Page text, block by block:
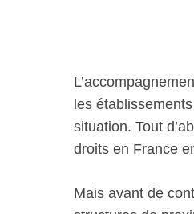
les
situation. Tout
droits en France
Mais avant de